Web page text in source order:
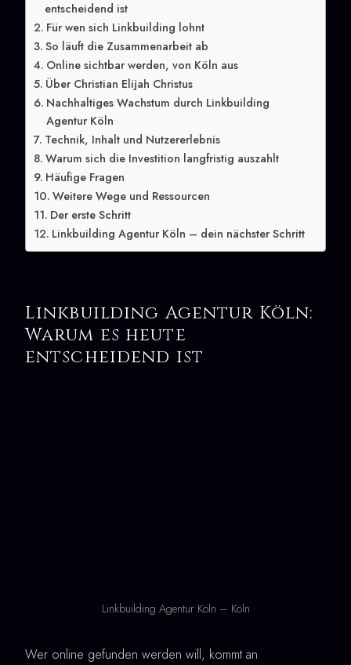
entscheidend ist
Für wen sich Linkbuilding lohnt
So läuft die Zusammenarbeit ab
Online sichtbar werden, von Köln aus
Über Christian Elijah Christus
Nachhaltiges Wachstum durch Linkbuilding
Agentur Köln
Technik, Inhalt und Nutzererlebnis
Warum sich die Investition langfristig auszahlt
Häufige Fragen
Weitere Wege und Ressourcen
Der erste Schritt
Linkbuilding Agentur Köln – dein nächster Schritt
Linkbuilding Agentur Köln:
Warum es heute
entscheidend ist
Linkbuilding Agentur Köln – Köln
Wer online gefunden werden will, kommt an